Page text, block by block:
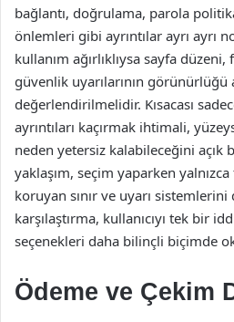
bağlantı, doğrulama, parola
önlemleri gibi ayrıntılar ayrı ayrı
kullanım ağırlıklıysa sayfa
güvenlik uyarılarının görünürlüğü
değerlendirilmelidir. Kısacası
ayrıntıları kaçırmak ihtimali,
neden yetersiz kalabileceğini açık
yaklaşım, seçim yaparken yalnızca
koruyan sınır ve uyarı
karşılaştırma, kullanıcıyı tek bir
seçenekleri daha bilinçli biçimde
Ödeme ve Çekim